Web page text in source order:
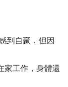
到自豪，但因
家工作，身體還